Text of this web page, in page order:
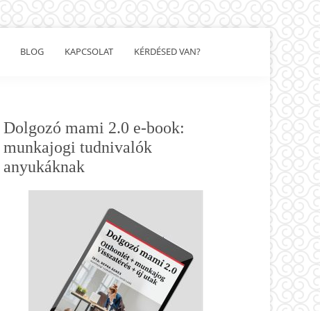
BLOG KAPCSOLAT KÉRDÉSED VAN?
Elsődleges
oldalsáv
Dolgozó mami 2.0 e-book:
munkajogi tudnivalók
anyukáknak